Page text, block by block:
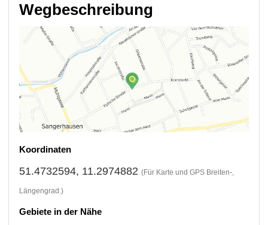
Wegbeschreibung
Koordinaten
51.4732594, 11.2974882 (Für Karte und GPS Breiten-,
Längengrad.)
Gebiete in der Nähe